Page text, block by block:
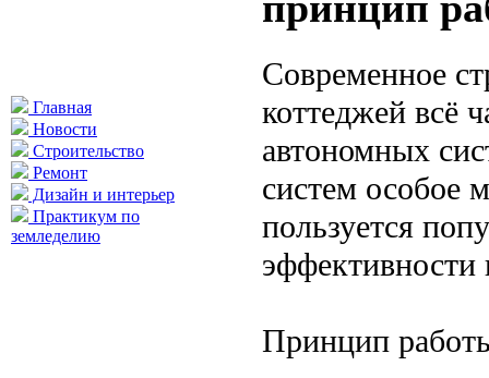
Главная
Новости
Строительство
Ремонт
Дизайн и интерьер
Практикум по
земледелию
Современное
коттеджей всё
автономных
систем особое
пользуется
эффективности
Принцип